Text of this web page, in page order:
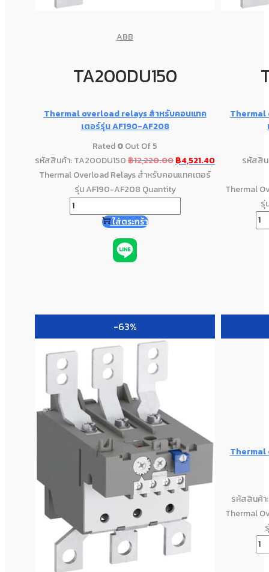
ABB
TA200DU150
Thermal overload relays สำหรับคอนแทค
เตอร์รุ่น AF190-AF208
Rated0Out Of 5
รหัสสินค้า: TA200DU150฿12,220.00฿4,521.40
Thermal Overload Relays สำหรับคอนแทคเตอร์
รุ่น AF190-AF208 Quantity
ใส่ตระกร้า
Thermal
รหัสสิน
Thermal
รุ่
-63%
Thermal
รหัสสินค้า
Thermal